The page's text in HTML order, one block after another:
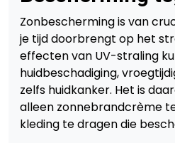
Zonbescherming is van
je tijd doorbrengt op het
effecten van UV-straling
huidbeschadiging,
zelfs huidkanker. Het is
alleen zonnebrandcrème
kleding te dragen die